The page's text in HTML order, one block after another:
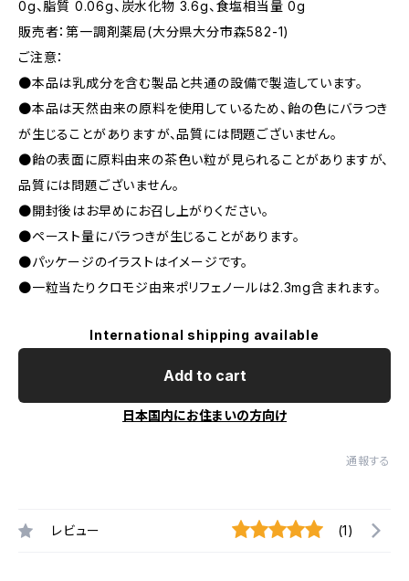
0g、脂質 0.06g、炭水化物 3.6g、食塩相当量 0g
販売者：第一調剤薬局(大分県大分市森582-1)
ご注意：
●本品は乳成分を含む製品と共通の設備で製造しています。
●本品は天然由来の原料を使用しているため、飴の色にバラつき
が生じることがありますが、品質には問題ございません。
●飴の表面に原料由来の茶色い粒が見られることがありますが、
品質には問題ございません。
●開封後はお早めにお召し上がりください。
●ペースト量にバラつきが生じることがあります。
●パッケージのイラストはイメージです。
●一粒当たりクロモジ由来ポリフェノールは2.3mg含まれます。
International shipping available
Add to cart
日本国内にお住まいの方向け
通報する
レビュー (1)